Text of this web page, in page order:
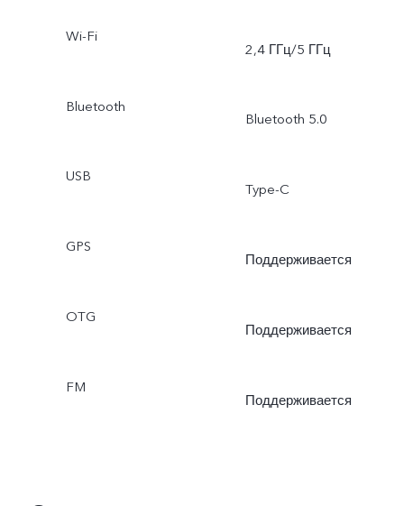
Wi-Fi
2,4 ГГц/5 ГГц
Bluetooth
Bluetooth 5.0
USB
Type-C
GPS
Поддерживается
OTG
Поддерживается
FM
Поддерживается